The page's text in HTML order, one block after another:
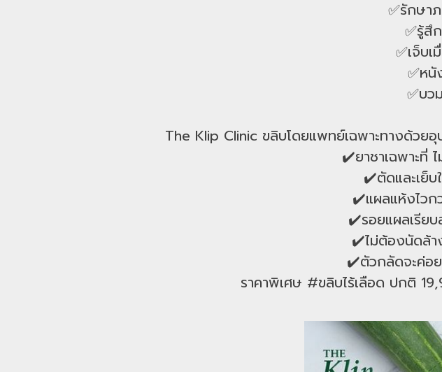
✅รักษา
✅รู้สึ
✅เจ็บ
✅หนั
✅บว
The Klip Clinic ขลิบโดยแพทย์เฉพาะทางด้วย
✔️ยาชาเฉพาะที่
✔️ตัดและเย็บ
✔️แผลแห้งไวก
✔️รอยแผลเรียบ
✔️ไม่ต้องนัดล้า
✔️ตัวกลัดจะค่อ
ราคาพิเศษ #ขลิบไร้เลือด ปกติ